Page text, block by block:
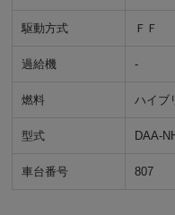
駆動方式 ＦＦ
過給機 -
燃料 ハイブ
型式 DAA-
車台番号 807